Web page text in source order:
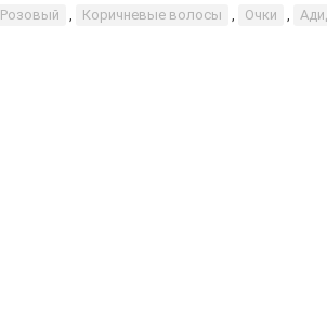
Розовый , Коричневые волосы , Очки ,